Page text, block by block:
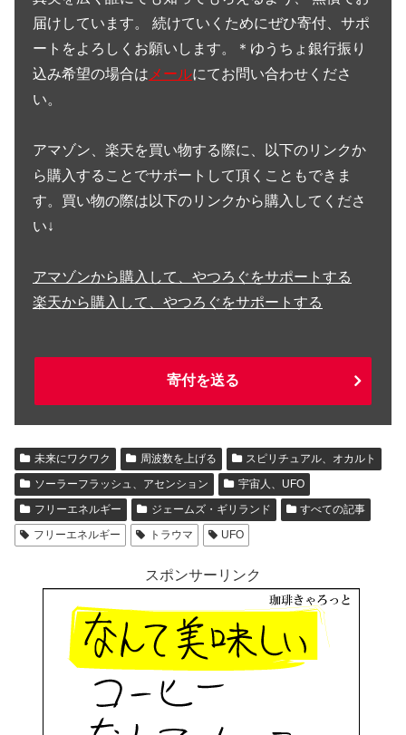
届けしています。 続けていくためにぜひ寄付、サポ
ートをよろしくお願いします。＊ゆうちょ銀行振り
込み希望の場合は メールにてお問い合わせくださ
い。
アマゾン、楽天を買い物する際に、以下のリンクか
ら購入することでサポートして頂くこともできま
す。買い物の際は以下のリンクから購入してくださ
い↓
アマゾンから購入して、やつろぐをサポートする
楽天から購入して、やつろぐをサポートする
寄付を送る
未来にワクワク 周波数を上げる
スピリチュアル、オカルト
ソーラーフラッシュ、アセンション
宇宙人、UFO
フリーエネルギー
ジェームズ・ギリランド
すべての記事
フリーエネルギー
トラウマ UFO
スポンサーリンク